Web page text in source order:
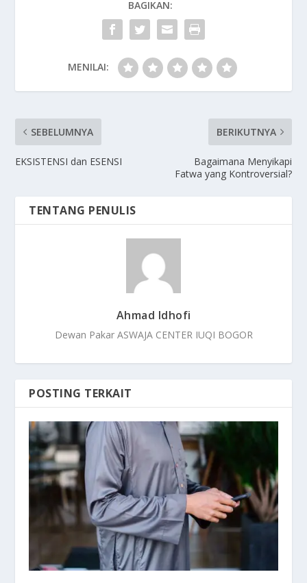
BAGIKAN:
MENILAI:
SEBELUMNYA
EKSISTENSI dan ESENSI
BERIKUTNYA
Bagaimana Menyikapi
Fatwa yang Kontroversial?
TENTANG PENULIS
Ahmad Idhofi
Dewan Pakar ASWAJA CENTER IUQI BOGOR
POSTING TERKAIT